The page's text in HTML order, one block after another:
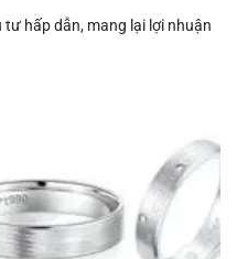
tư hấp dẫn, mang lại lợi nhuận